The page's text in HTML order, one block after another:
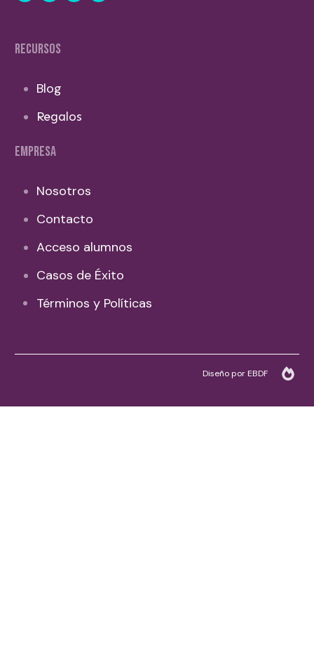
RECURSOS
Blog
Regalos
EMPRESA
Nosotros
Contacto
Acceso alumnos
Casos de Éxito
Términos y Políticas
Diseño por EBDF